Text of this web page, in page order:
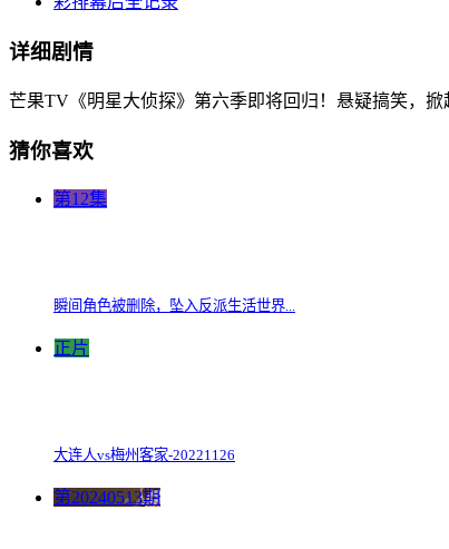
详细剧情
芒果TV《明星大侦探》第六季即将回归！悬疑搞笑，掀
猜你喜欢
第12集
瞬间角色被删除，坠入反派生活世界...
正片
大连人vs梅州客家-20221126
第20240513期